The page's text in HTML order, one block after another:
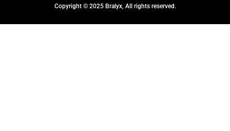
Copyright © 2025 Bralyx, All rights reserved.